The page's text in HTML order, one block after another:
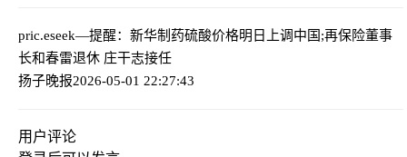
pric.eseek—提醒：新华制药硫酸价格明日上调中国;再保险董事
长和春雷退休 庄干志接任
扬子晚报2026-05-01 22:27:43
用户评论